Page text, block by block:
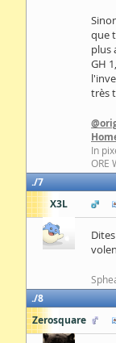
que
plus
GH
très
In
ORE
7
X3L
8
Zerosquare